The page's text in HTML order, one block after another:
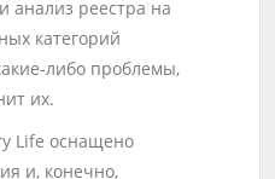
анализ реестра на
категорий
либо проблемы,
их.
Life оснащено
и, конечно,